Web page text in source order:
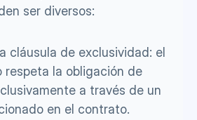
ser diversos:
cláusula de exclusividad: el
respeta la obligación de
a través de un
en el contrato.